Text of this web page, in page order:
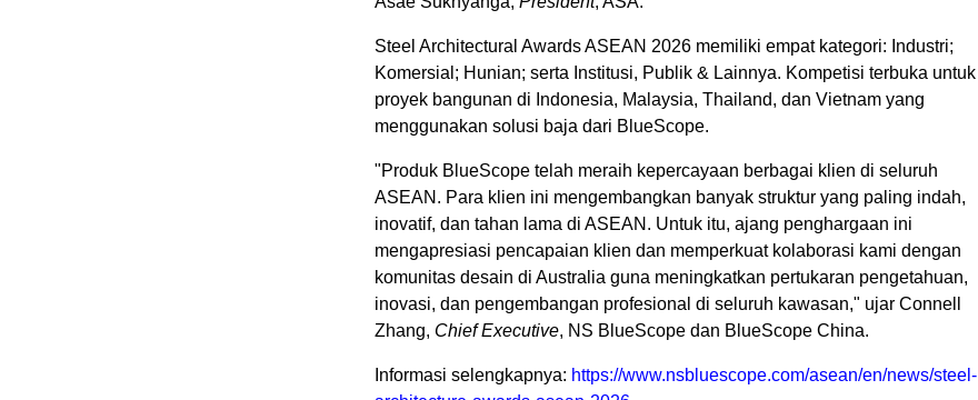
Steel Architectural Awards ASEAN 2026 memiliki empat kategori: Industri;
Komersial; Hunian; serta Institusi, Publik & Lainnya. Kompetisi terbuka untuk
proyek bangunan di Indonesia, Malaysia, Thailand, dan Vietnam yang
menggunakan solusi baja dari BlueScope.
"Produk BlueScope telah meraih kepercayaan berbagai klien di seluruh
ASEAN. Para klien ini mengembangkan banyak struktur yang paling indah,
inovatif, dan tahan lama di ASEAN. Untuk itu, ajang penghargaan ini
mengapresiasi pencapaian klien dan memperkuat kolaborasi kami dengan
komunitas desain di Australia guna meningkatkan pertukaran pengetahuan,
inovasi, dan pengembangan profesional di seluruh kawasan," ujar Connell
Zhang, Chief Executive, NS BlueScope dan BlueScope China.
Informasi selengkapnya: https://www.nsbluescope.com/asean/en/news/steel-